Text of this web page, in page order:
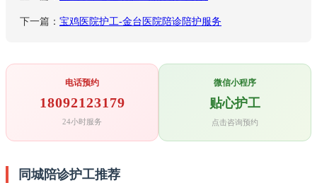
下一篇： 宝鸡医院护工-金台医院陪诊陪护服务
电话预约
18092123179
24小时服务
微信小程序
贴心护工
点击咨询预约
同城陪诊护工推荐